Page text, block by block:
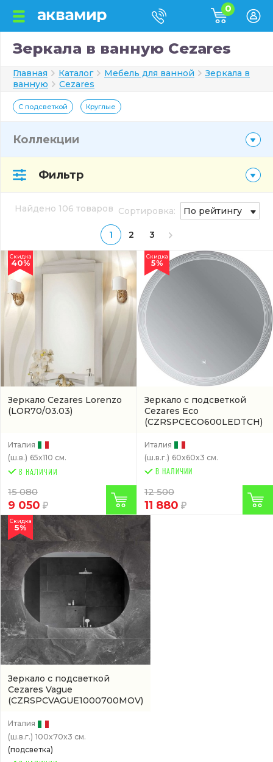
0
Зеркала в ванную Cezares
Главная Каталог Мебель для ванной
Зеркала в
ванную
Cezares
С подсветкой Круглые
Коллекции
Фильтр
Найдено 106 товаров
1 2 3
Сортировка: По рейтингу
Зеркало Cezares Lorenzo
(LOR70/03.03)
Скидка
40%
Италия
(ш.в.) 65x110 см.
15 080
9 050
Зеркало с подсветкой
Cezares Eco
(CZRSPCECO600LEDTCH)
Скидка
5%
Италия
(ш.в.г.) 60x60x3 см.
В НАЛИЧИИ
12 500
11 880
Зеркало с подсветкой
Cezares Vague
(CZRSPCVAGUE1000700MOV)
Скидка
5%
Италия
(ш.в.г.) 100x70x3 см.
(подсветка)